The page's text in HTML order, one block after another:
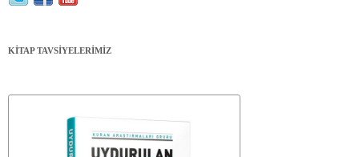
KİTAP TAVSİYELERİMİZ